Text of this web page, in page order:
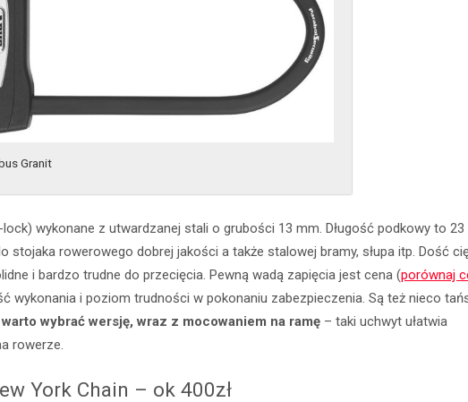
Granit
wykonane z utwardzanej stali o grubości 13 mm. Długość podkowy to 23
stojaka rowerowego dobrej jakości a także stalowej bramy, słupa itp. Dość
i bardzo trudne do przecięcia. Pewną wadą zapięcia jest cena (porównaj
wykonania i poziom trudności w pokonaniu zabezpieczenia. Są też nieco
warto wybrać wersję, wraz z mocowaniem na ramę – taki uchwyt ułatwia
rowerze.
York Chain – ok 400zł